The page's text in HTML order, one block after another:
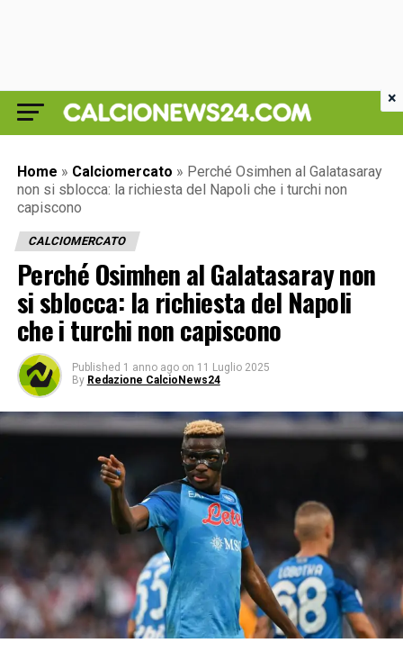
Home » Calciomercato » Perché Osimhen al Galatasaray
non si sblocca: la richiesta del Napoli che i turchi non
capiscono
CALCIOMERCATO
Perché Osimhen al Galatasaray non
si sblocca: la richiesta del Napoli
che i turchi non capiscono
Published 1 anno ago on 11 Luglio 2025
By Redazione CalcioNews24
×